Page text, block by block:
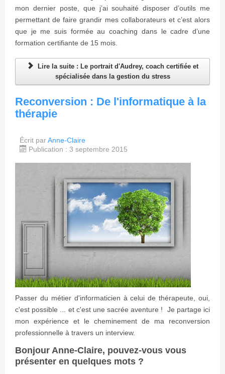
mon dernier poste, que j’ai souhaité disposer d’outils me
permettant de faire grandir mes collaborateurs et c’est alors
que je me suis formée au coaching dans le cadre d’une
formation certifiante de 15 mois.
Lire la suite : Le portrait d'Audrey, coach certifiée et
spécialisée dans la gestion du stress
Reconversion : De l'informatique à la
thérapie
Écrit parAnne-Claire
Publication : 3 septembre 2015
Passer du métier d'informaticien à celui de thérapeute, oui,
c'est possible ... et c'est une sacrée aventure ! Je partage ici
mon expérience et le cheminement de ma reconversion
professionnelle à travers un interview.
Bonjour Anne-Claire, pouvez-vous vous
présenter en quelques mots ?